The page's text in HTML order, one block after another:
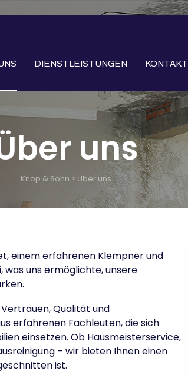
DIENSTLEISTUNGEN KONTAKT
uns
Knop & Sohn > Über uns
einem erfahrenen Klempner und
was uns ermöglichte, unsere
Qualität und
erfahrenen Fachleuten, die sich
einsetzen. Ob Hausmeisterservice,
– wir bieten Ihnen einen
ist.